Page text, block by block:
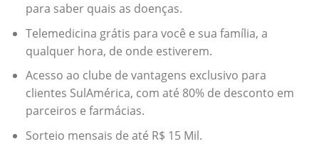
para saber quais as doenças.
Telemedicina grátis para você e sua família, a
qualquer hora, de onde estiverem.
Acesso ao clube de vantagens exclusivo para
clientes SulAmérica, com até 80% de desconto em
parceiros e farmácias.
Sorteio mensais de até R$ 15 Mil.